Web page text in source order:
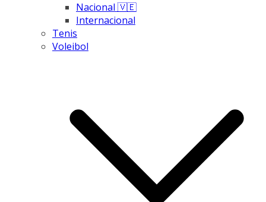
Nacional 🇻🇪
Internacional
Tenis
Voleibol